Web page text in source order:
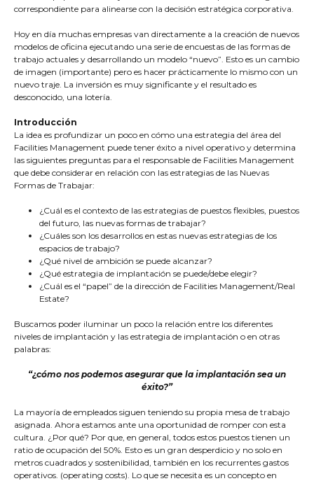
correspondiente para alinearse con la decisión estratégica corporativa.
Hoy en día muchas empresas van directamente a la creación de nuevos
modelos de oficina ejecutando una serie de encuestas de las formas de
trabajo actuales y desarrollando un modelo “nuevo”. Esto es un cambio
de imagen (importante) pero es hacer prácticamente lo mismo con un
nuevo traje. La inversión es muy significante y el resultado es
desconocido, una lotería.
Introducción
La idea es profundizar un poco en cómo una estrategia del área del
Facilities Management puede tener éxito a nivel operativo y determina
las siguientes preguntas para el responsable de Facilities Management
que debe considerar en relación con las estrategias de las Nuevas
Formas de Trabajar:
¿Cuál es el contexto de las estrategias de puestos flexibles, puestos
del futuro, las nuevas formas de trabajar?
¿Cuáles son los desarrollos en estas nuevas estrategias de los
espacios de trabajo?
¿Qué nivel de ambición se puede alcanzar?
¿Qué estrategia de implantación se puede/debe elegir?
¿Cuál es el “papel” de la dirección de Facilities Management/Real
Estate?
Buscamos poder iluminar un poco la relación entre los diferentes
niveles de implantación y las estrategia de implantación o en otras
palabras:
“¿cómo nos podemos asegurar que la implantación sea un
éxito?”
La mayoría de empleados siguen teniendo su propia mesa de trabajo
asignada. Ahora estamos ante una oportunidad de romper con esta
cultura. ¿Por qué? Por que, en general, todos estos puestos tienen un
ratio de ocupación del 50%. Esto es un gran desperdicio y no solo en
metros cuadrados y sostenibilidad, también en los recurrentes gastos
operativos. (operating costs). Lo que se necesita es un concepto en